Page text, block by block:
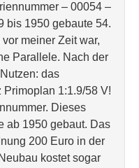
– 00054 –
bis 1950 gebaute 54.
meiner Zeit war,
Parallele. Nach der
das
Primoplan 1:1.9/58 V!
Dieses
ab 1950 gebaut. Das
200 Euro in der
kostet sogar